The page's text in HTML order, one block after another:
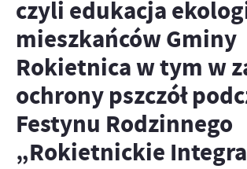
czyli edukacja
mieszkańców Gminy
Rokietnica w tym w
ochrony pszczół
Festynu Rodzinnego
„Rokietnickie